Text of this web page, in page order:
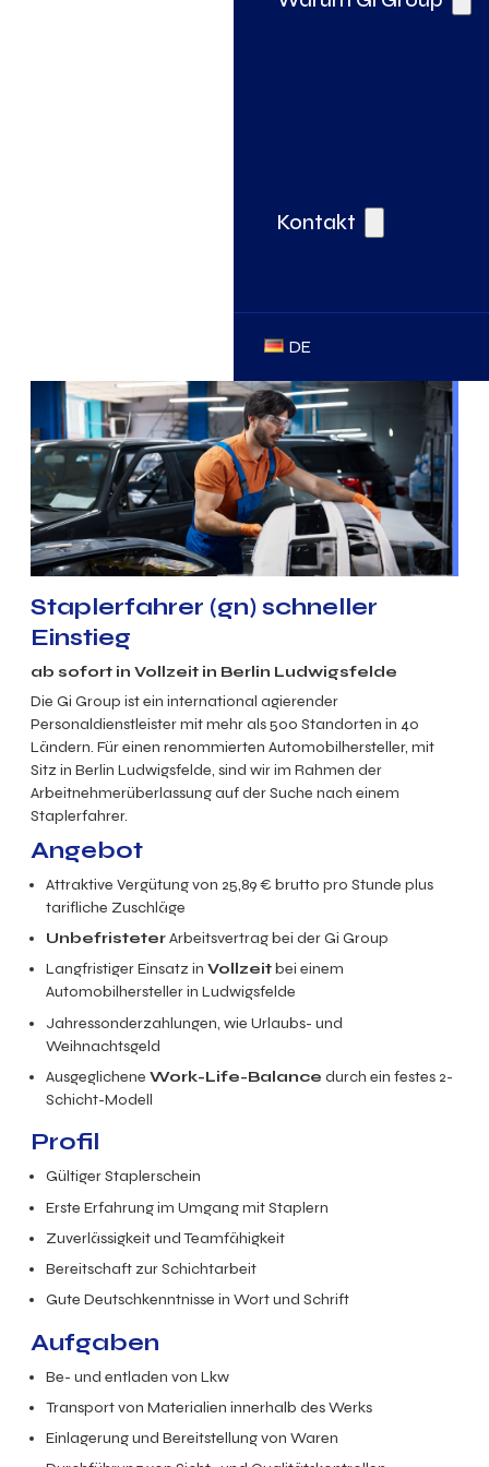
Kontakt
DE
Staplerfahrer (gn)schneller
Einstieg
ab sofort in Vollzeit in Berlin Ludwigsfelde
Die Gi Group ist ein international agierender
Personaldienstleister mit mehr als 500 Standorten in 40
Ländern. Für einen renommierten Automobilhersteller, mit
Sitz in Berlin Ludwigsfelde, sind wir im Rahmen der
Arbeitnehmerüberlassung auf der Suche nach einem
Staplerfahrer.
Angebot
Attraktive Vergütung von 25,89€ bruttopro Stunde plus
tarifliche Zuschläge
UnbefristeterArbeitsvertrag bei der Gi Group
Langfristiger Einsatz inVollzeitbei einem
Automobilhersteller in Ludwigsfelde
Jahressonderzahlungen, wie Urlaubs- und
Weihnachtsgeld
AusgeglicheneWork-Life-Balance durch ein festes 2-
Schicht-Modell
Profil
Gültiger Staplerschein
Erste Erfahrung im Umgang mit Staplern
Zuverlässigkeit und Teamfähigkeit
Bereitschaft zur Schichtarbeit
Gute Deutschkenntnisse in Wort und Schrift
Aufgaben
Be- und entladen von Lkw
Transport von Materialien innerhalb des Werks
Einlagerung und Bereitstellung von Waren